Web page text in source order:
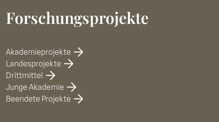
Forschungsprojekte
Akademieprojekte
Landesprojekte
Drittmittel
Junge Akademie
Beendete Projekte